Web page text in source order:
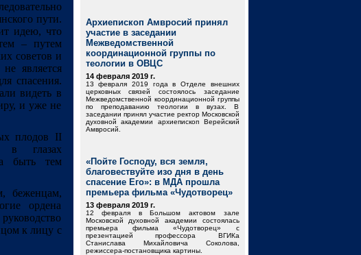
пути.
идею, что
– путем
советов и
является
спасения.
видеть в
и уже не
плодов II
в глазах
быть тем
беженцам,
ордена
к лицу с
Архиепископ Амвросий принял
участие в заседании
Межведомственной
координационной группы по
теологии в ОВЦС
14 февраля 2019 г.
13 февраля 2019 года в Отделе внешних
церковных связей состоялось заседание
Межведомственной координационной группы
по преподаванию теологии в вузах. В
заседании принял участие ректор Московской
духовной академии архиепископ Верейский
Амвросий.
«Пойте Господу, вся земля,
благовествуйте изо дня в день
спасение Его»: в МДА прошла
премьера фильма «Чудотворец»
13 февраля 2019 г.
12 февраля в Большом актовом зале
Московской духовной академии состоялась
премьера фильма «Чудотворец» с
презентацией профессора ВГИКа
Станислава Михайловича Соколова,
режиссера-постановщика картины.